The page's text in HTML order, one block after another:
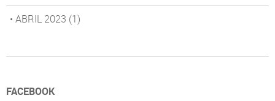
• ABRIL 2023 (1)
FACEBOOK